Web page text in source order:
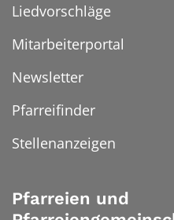
Liedvorschläge
Mitarbeiterportal
Newsletter
Pfarreifinder
Stellenanzeigen
Pfarreien und